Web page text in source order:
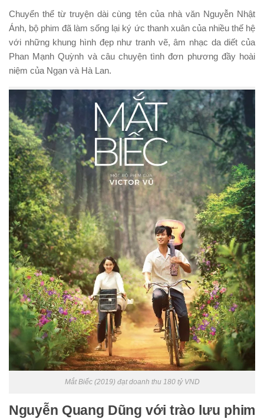
Chuyển thể từ truyện dài cùng tên của nhà văn Nguyễn Nhật
Ánh, bộ phim đã làm sống lại ký ức thanh xuân của nhiều thế hệ
với những khung hình đẹp như tranh vẽ, âm nhạc da diết của
Phan Mạnh Quỳnh và câu chuyện tình đơn phương đầy hoài
niệm của Ngạn và Hà Lan.
Mắt Biếc (2019) đạt doanh thu 180 tỷ VND
Nguyễn Quang Dũng với trào lưu phim